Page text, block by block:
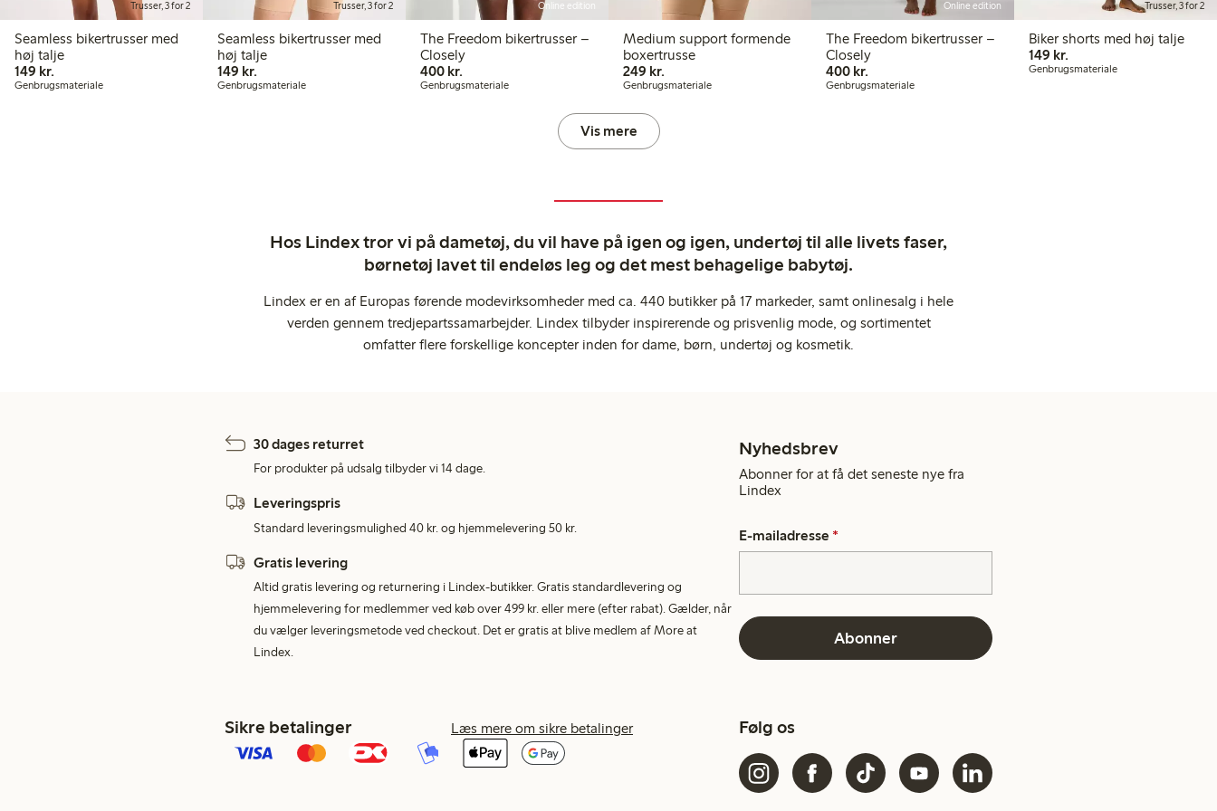
Trusser, 3 for 2
Seamless bikertrusser med
høj talje
149 kr.
Genbrugsmateriale
Trusser, 3 for 2
Seamless bikertrusser med
høj talje
149 kr.
Genbrugsmateriale
Online edition
The Freedom bikertrusser –
Closely
400 kr.
Genbrugsmateriale
Medium support formende
boxertrusse
249 kr.
Genbrugsmateriale
Online edition
The Freedom bikertrusser –
Closely
400 kr.
Genbrugsmateriale
Trusser, 3 for 2
Biker shorts med høj talje
149 kr.
Genbrugsmateriale
Vis mere
Hos Lindex tror vi på dametøj, du vil have på igen og igen, undertøj til alle livets faser,
børnetøj lavet til endeløs leg og det mest behagelige babytøj.
Lindex er en af Europas førende modevirksomheder med ca. 440 butikker på 17 markeder, samt onlinesalg i hele
verden gennem tredjepartssamarbejder. Lindex tilbyder inspirerende og prisvenlig mode, og sortimentet
omfatter flere forskellige koncepter inden for dame, børn, undertøj og kosmetik.
30 dages returret
For produkter på udsalg tilbyder vi 14 dage.
Leveringspris
Standard leveringsmulighed 40 kr. og hjemmelevering 50 kr.
Gratis levering
Altid gratis levering og returnering i Lindex-butikker. Gratis standardlevering og
hjemmelevering for medlemmer ved køb over 499 kr. eller mere (efter rabat). Gælder, når
du vælger leveringsmetode ved checkout. Det er gratis at blive medlem af More at
Lindex.
Nyhedsbrev
Abonner for at få det seneste nye fra
Lindex
E-mailadresse *
Abonner
Sikre betalinger Læs mere om sikre betalinger Følg os